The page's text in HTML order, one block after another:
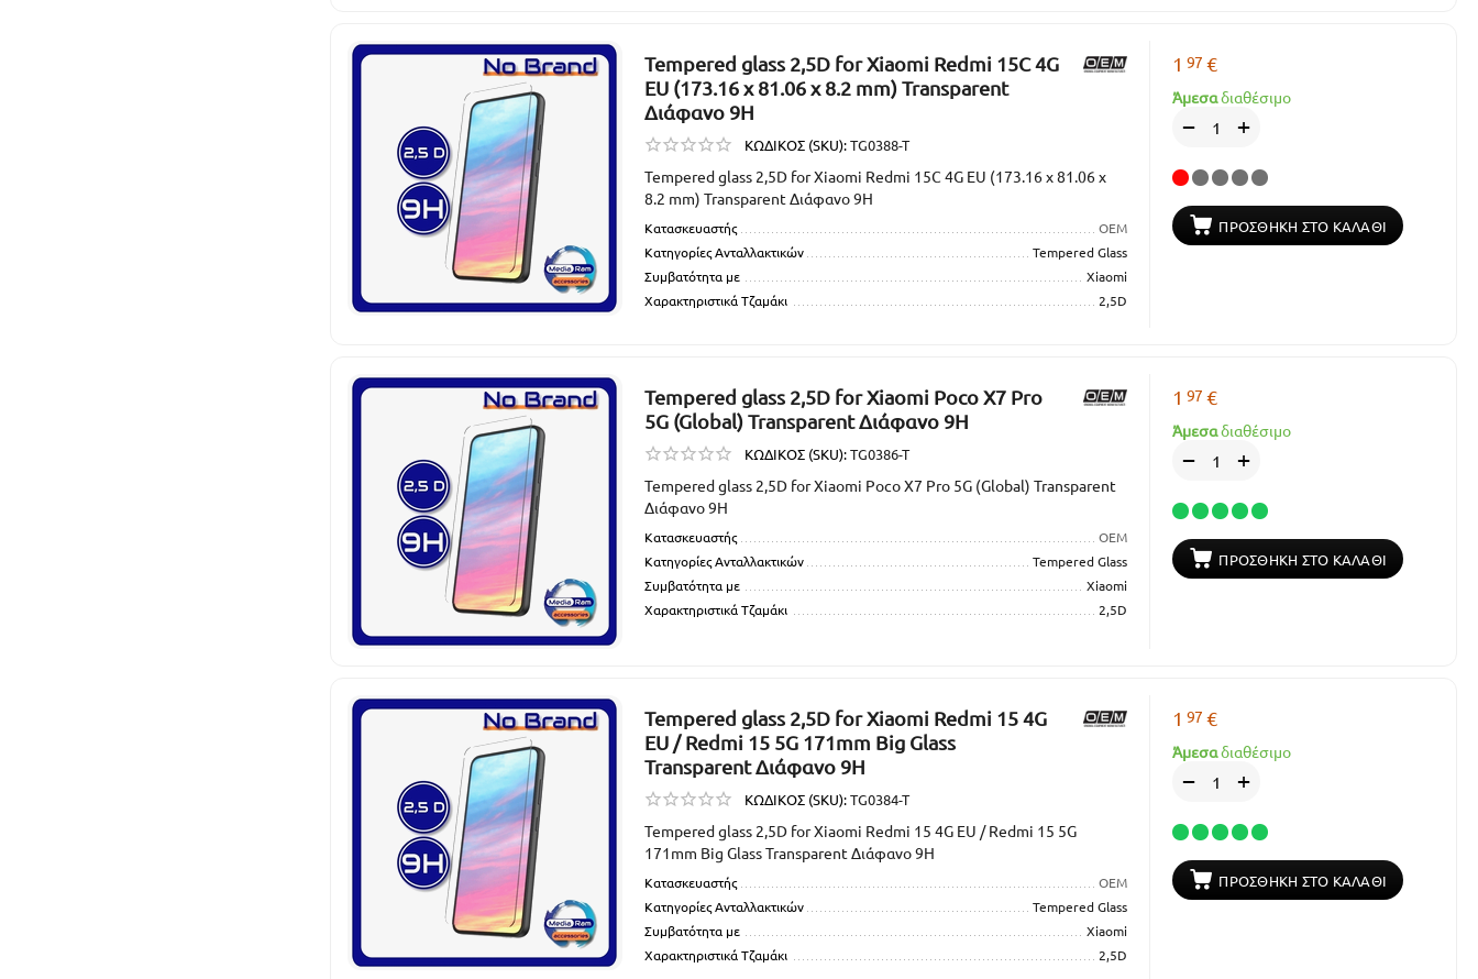
Tempered glass 2,5D for Xiaomi Redmi 15C 4G
EU (173.16 x 81.06 x 8.2 mm) Transparent
Διάφανο 9H
ΚΩΔΙΚΟΣ (SKU):TG0388-T
Tempered glass 2,5D for Xiaomi Redmi 15C 4G EU (173.16 x 81.06 x
8.2 mm) Transparent Διάφανο 9H
Κατασκευαστής
OEM
Κατηγορίες Ανταλλακτικών
Tempered Glass
Συμβατότητα με
Xiaomi
Χαρακτηριστικά Τζαμάκι
2,5D
1 97 €
Άμεσαδιαθέσιμο
+
−
ΠΡΟΣΘΉΚΗ ΣΤΟ ΚΑΛΆΘΙ
Tempered glass 2,5D for Xiaomi Poco X7 Pro
5G (Global) Transparent Διάφανο 9H
ΚΩΔΙΚΟΣ (SKU):TG0386-T
Tempered glass 2,5D for Xiaomi Poco X7 Pro 5G (Global) Transparent
Διάφανο 9H
Κατασκευαστής
OEM
Κατηγορίες Ανταλλακτικών
Tempered Glass
Συμβατότητα με
Xiaomi
Χαρακτηριστικά Τζαμάκι
2,5D
1 97 €
Άμεσαδιαθέσιμο
+
−
ΠΡΟΣΘΉΚΗ ΣΤΟ ΚΑΛΆΘΙ
Tempered glass 2,5D for Xiaomi Redmi 15 4G
EU / Redmi 15 5G 171mm Big Glass
Transparent Διάφανο 9H
ΚΩΔΙΚΟΣ (SKU):TG0384-T
Tempered glass 2,5D for Xiaomi Redmi 15 4G EU / Redmi 15 5G
171mm Big Glass Transparent Διάφανο 9H
Κατασκευαστής
OEM
Κατηγορίες Ανταλλακτικών
Tempered Glass
Συμβατότητα με
Xiaomi
Χαρακτηριστικά Τζαμάκι
2,5D
1 97 €
Άμεσαδιαθέσιμο
+
−
ΠΡΟΣΘΉΚΗ ΣΤΟ ΚΑΛΆΘΙ